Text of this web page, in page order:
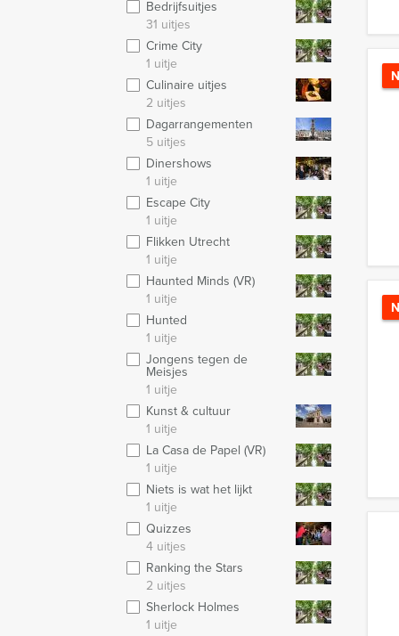
Bedrijfsuitjes
31 uitjes
Crime City
1 uitje
Culinaire uitjes
2 uitjes
Dagarrangementen
5 uitjes
Dinershows
1 uitje
Escape City
1 uitje
Flikken Utrecht
1 uitje
Haunted Minds (VR)
1 uitje
Hunted
1 uitje
Jongens tegen de
Meisjes
1 uitje
Kunst & cultuur
1 uitje
La Casa de Papel (VR)
1 uitje
Niets is wat het lijkt
1 uitje
Quizzes
4 uitjes
Ranking the Stars
2 uitjes
Sherlock Holmes
1 uitje